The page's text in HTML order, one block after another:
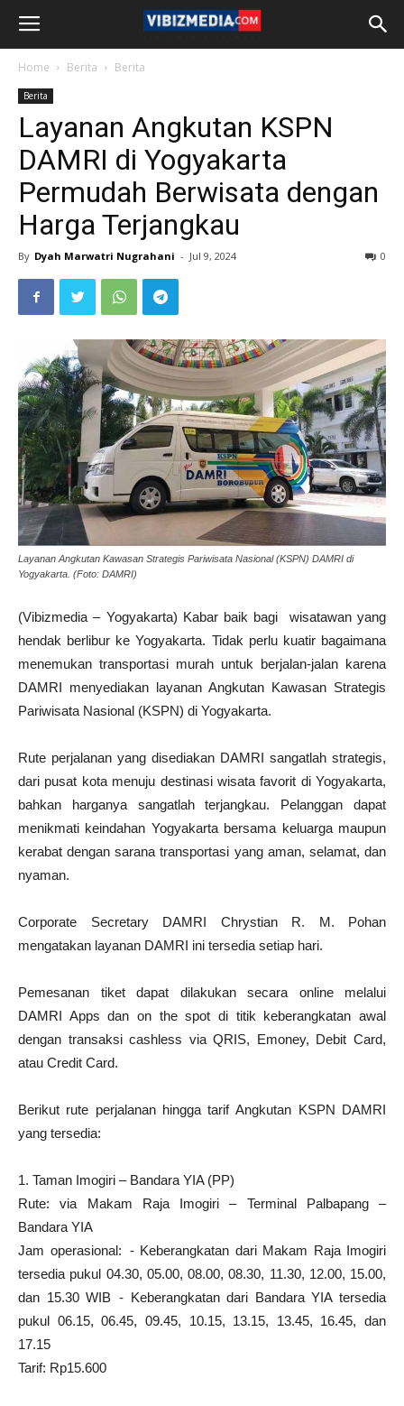
Home Berita Berita
Berita
Layanan Angkutan KSPN
DAMRI di Yogyakarta
Permudah Berwisata dengan
Harga Terjangkau
By Dyah Marwatri Nugrahani - Jul 9, 2024 0
Layanan Angkutan Kawasan Strategis Pariwisata Nasional (KSPN) DAMRI di
Yogyakarta. (Foto: DAMRI)
(Vibizmedia – Yogyakarta) Kabar baik bagi wisatawan yang
hendak berlibur ke Yogyakarta. Tidak perlu kuatir bagaimana
menemukan transportasi murah untuk berjalan-jalan karena
DAMRI menyediakan layanan Angkutan Kawasan Strategis
Pariwisata Nasional (KSPN) di Yogyakarta.
Rute perjalanan yang disediakan DAMRI sangatlah strategis,
dari pusat kota menuju destinasi wisata favorit di Yogyakarta,
bahkan harganya sangatlah terjangkau. Pelanggan dapat
menikmati keindahan Yogyakarta bersama keluarga maupun
kerabat dengan sarana transportasi yang aman, selamat, dan
nyaman.
Corporate Secretary DAMRI Chrystian R. M. Pohan
mengatakan layanan DAMRI ini tersedia setiap hari.
Pemesanan tiket dapat dilakukan secara online melalui
DAMRI Apps dan on the spot di titik keberangkatan awal
dengan transaksi cashless via QRIS, Emoney, Debit Card,
atau Credit Card.
Berikut rute perjalanan hingga tarif Angkutan KSPN DAMRI
yang tersedia:
1. Taman Imogiri – Bandara YIA (PP)
Rute: via Makam Raja Imogiri – Terminal Palbapang –
Bandara YIA
Jam operasional: - Keberangkatan dari Makam Raja Imogiri
tersedia pukul 04.30, 05.00, 08.00, 08.30, 11.30, 12.00, 15.00,
dan 15.30 WIB - Keberangkatan dari Bandara YIA tersedia
pukul 06.15, 06.45, 09.45, 10.15, 13.15, 13.45, 16.45, dan
17.15
Tarif: Rp15.600